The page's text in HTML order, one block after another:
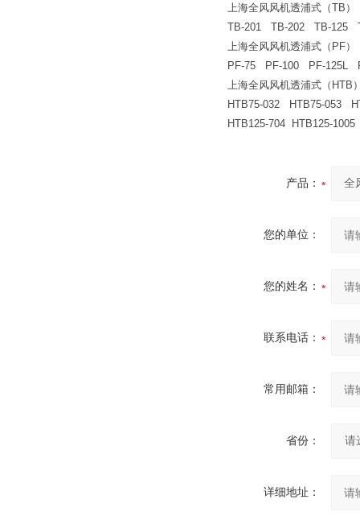
上海全风风机透浦式（TB）
TB-201 TB-202 TB-125
上海全风风机透浦式（PF）
PF-75 PF-100 PF-125L
上海全风风机透浦式（HTB
HTB75-032 HTB75-053
HTB125-704
产品：
您的单位：
您的姓名：
联系电话：
常用邮箱：
省份：
详细地址：